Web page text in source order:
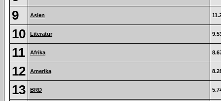
9 Asien
10 Literatur
11 Afrika
12 Amerika
13 BRD